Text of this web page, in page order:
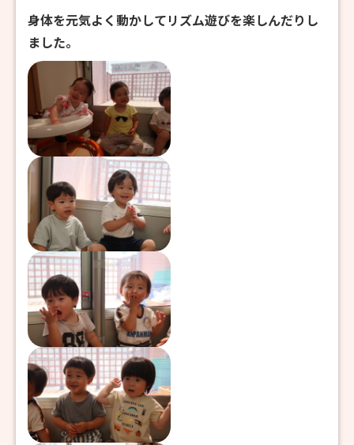
身体を元気よく動かしてリズム遊びを楽しんだりし
ました。